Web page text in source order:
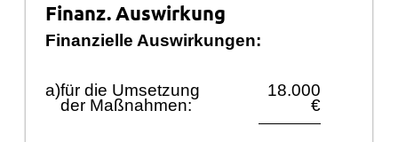
Finanz. Auswirkung
Finanzielle Auswirkungen:
a)für die Umsetzung
der Maßnahmen:
18.000
€